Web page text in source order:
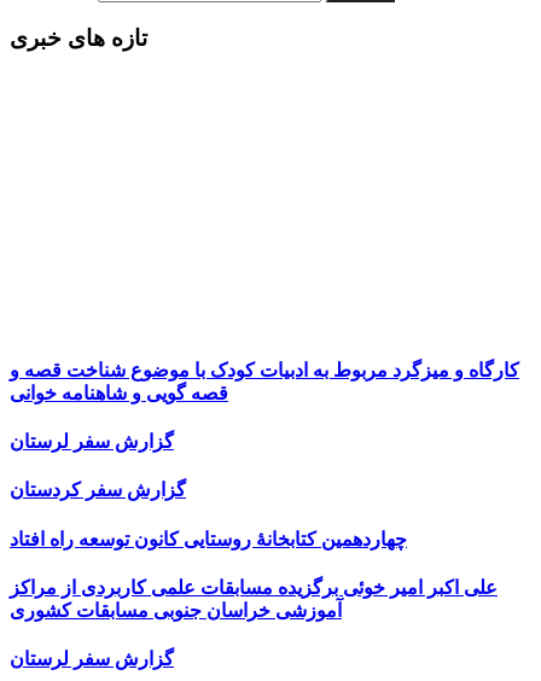
تازه های خبری
کارگاه و میزگرد مربوط به ادبیات کودک با موضوع شناخت قصه و
قصه گویی و شاهنامه خوانی
گزارش سفر لرستان
گزارش سفر کردستان
چهاردهمین کتابخانۀ روستایی کانون توسعه راه افتاد
علی اکبر امیر خوئی برگزیده مسابقات علمی کاربردی از مراکز
آموزشی خراسان جنوبی مسابقات کشوری
گزارش سفر لرستان